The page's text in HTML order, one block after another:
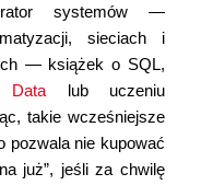
systemów —
sieciach i
— książek o SQL,
Data lub uczeniu
takie wcześniejsze
pozwala nie kupować
już”, jeśli za chwilę